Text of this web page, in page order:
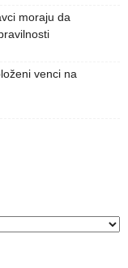
moraju da
venci na